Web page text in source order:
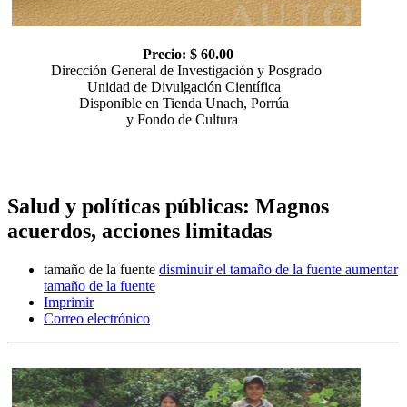
Precio: $ 60.00
Dirección General de Investigación y Posgrado
Unidad de Divulgación Científica
Disponible en Tienda Unach, Porrúa
y Fondo de Cultura
Salud y políticas públicas: Magnos
acuerdos, acciones limitadas
tamaño de la fuente disminuir el tamaño de la fuente aumentar
tamaño de la fuente
Imprimir
Correo electrónico